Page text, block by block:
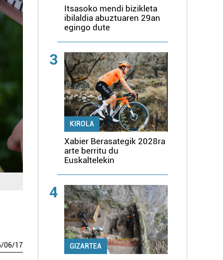
/06/17
Itsasoko mendi bizikleta
ibilaldia abuztuaren 29an
egingo dute
3
KIROLA
Xabier Berasategik 2028ra
arte berritu du
Euskaltelekin
4
GIZARTEA